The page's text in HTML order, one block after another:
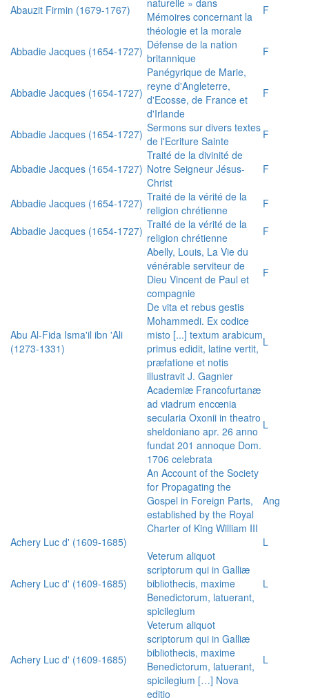
Abauzit Firmin (1679-1767)
Mémoires concernant la
théologie et la morale
F
Abbadie Jacques (1654-1727) Défense de la nation
britannique
F
Abbadie Jacques (1654-1727)
Panégyrique de Marie,
reyne d'Angleterre,
d'Ecosse, de France et
d'Irlande
F
Abbadie Jacques (1654-1727) Sermons sur divers textes
de l'Ecriture Sainte
F
Abbadie Jacques (1654-1727)
Traité de la divinité de
Notre Seigneur Jésus-
Christ
F
Abbadie Jacques (1654-1727) Traité de la vérité de la
religion chrétienne
F
Abbadie Jacques (1654-1727) Traité de la vérité de la
religion chrétienne
F
Abelly, Louis, La Vie du
vénérable serviteur de
Dieu Vincent de Paul et
compagnie
F
Abu Al-Fida Isma'il ibn 'Ali
(1273-1331)
De vita et rebus gestis
Mohammedi. Ex codice
misto [...] textum arabicum
primus edidit, latine vertit,
præfatione et notis
illustravit J. Gagnier
L
Academiæ Francofurtanæ
ad viadrum encœnia
secularia Oxonii in theatro
sheldoniano apr. 26 anno
fundat 201 annoque Dom.
1706 celebrata
L
An Account of the Society
for Propagating the
Gospel in Foreign Parts,
established by the Royal
Charter of King William III
Ang
Achery Luc d' (1609-1685) L
Achery Luc d' (1609-1685)
Veterum aliquot
scriptorum qui in Galliæ
bibliothecis, maxime
Benedictorum, latuerant,
spicilegium
L
Achery Luc d' (1609-1685)
Veterum aliquot
scriptorum qui in Galliæ
bibliothecis, maxime
Benedictorum, latuerant,
spicilegium […] Nova
editio
L